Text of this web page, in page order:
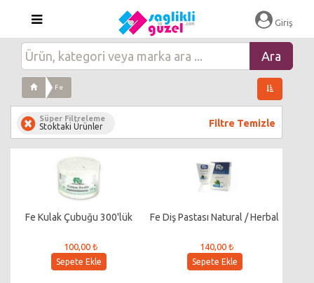
Giriş
Fe
Süper Filtreleme
Stoktaki Ürünler Filtre Temizle
Fe Kulak Çubuğu 300'lük
100,00 ₺
Sepete Ekle
Fe Diş Pastası Natural / Herbal
140,00 ₺
Sepete Ekle